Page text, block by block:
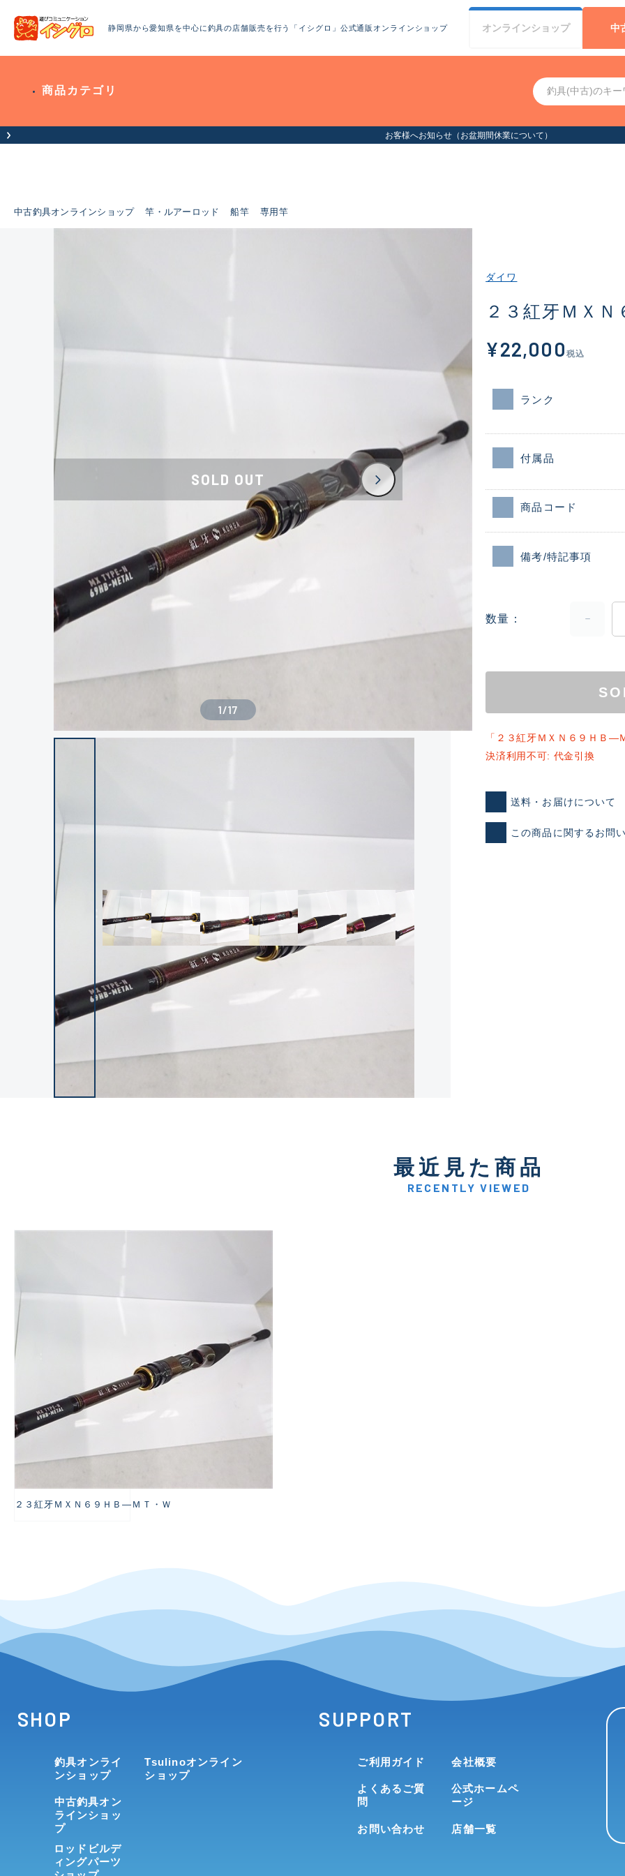
静岡県から愛知県を中心に釣具の店舗販売を行う「イシグロ」公式通販オンラインショップ オンラインショップ 中
商品カテゴリ
お客様へお知らせ（お盆期間休業について）
中古釣具オンラインショップ 竿・ルアーロッド 船竿 専用竿
新古品（メーカー問屋から
C-
い品
SOLD OUT
1/17
ダイワ
２３紅牙ＭＸ
¥22,000 税込
ランク
付属品
商品コード
備考/特記事項
数量
「２３紅牙ＭＸＮ６９ＨＢ―
決済利用不可: 代金引換
送料・お届けについて
この商品に関するお問
最近見た商品
RECENTLY VIEWED
２３紅牙ＭＸＮ６９ＨＢ―ＭＴ・Ｗ
SHOP
釣具オンライ
ンショップ
中古釣具オン
ラインショッ
プ
ロッドビルデ
ィングパーツ
Tsulinoオンライン
ショップ
SUPPORT
ご利用ガイド
よくあるご質
問
お問い合わせ
会社概要
公式ホームペ
ージ
店舗一覧